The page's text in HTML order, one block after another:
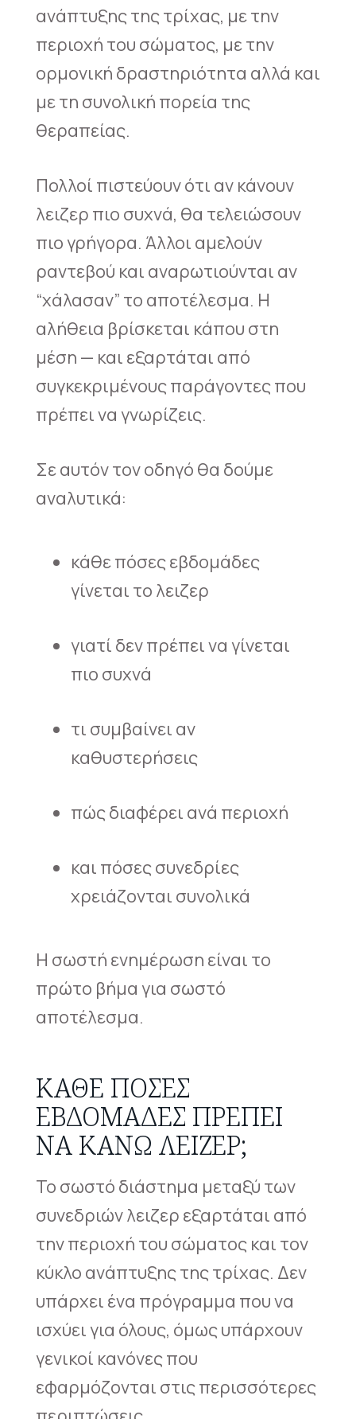
ανάπτυξης της τρίχας, με την
περιοχή του σώματος, με την
ορμονική δραστηριότητα αλλά και
με τη συνολική πορεία της
θεραπείας.
Πολλοί πιστεύουν ότι αν κάνουν
λειζερ πιο συχνά, θα τελειώσουν
πιο γρήγορα. Άλλοι αμελούν
ραντεβού και αναρωτιούνται αν
“χάλασαν” το αποτέλεσμα. Η
αλήθεια βρίσκεται κάπου στη
μέση — και εξαρτάται από
συγκεκριμένους παράγοντες που
πρέπει να γνωρίζεις.
Σε αυτόν τον οδηγό θα δούμε
αναλυτικά:
κάθε πόσες εβδομάδες
γίνεται το λειζερ
γιατί δεν πρέπει να γίνεται
πιο συχνά
τι συμβαίνει αν
καθυστερήσεις
πώς διαφέρει ανά περιοχή
και πόσες συνεδρίες
χρειάζονται συνολικά
Η σωστή ενημέρωση είναι το
πρώτο βήμα για σωστό
αποτέλεσμα.
ΚΆΘΕ ΠΌΣΕΣ
ΕΒΔΟΜΆΔΕΣ ΠΡΈΠΕΙ
ΝΑ ΚΆΝΩ ΛΕΙΖΕΡ;
Το σωστό διάστημα μεταξύ των
συνεδριών λειζερ εξαρτάται από
την περιοχή του σώματος και τον
κύκλο ανάπτυξης της τρίχας. Δεν
υπάρχει ένα πρόγραμμα που να
ισχύει για όλους, όμως υπάρχουν
γενικοί κανόνες που
εφαρμόζονται στις περισσότερες